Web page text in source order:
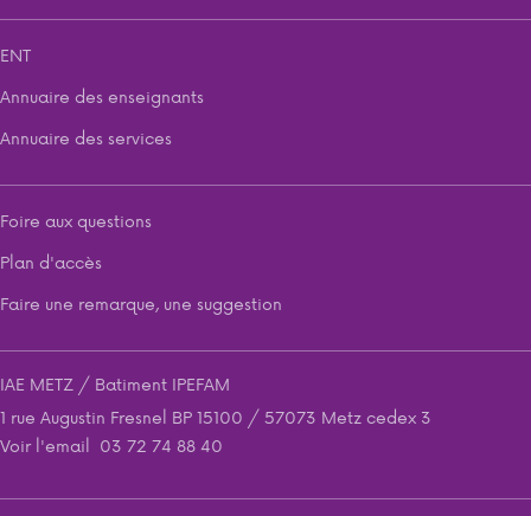
ENT
Annuaire des enseignants
Annuaire des services
Foire aux questions
Plan d'accès
Faire une remarque, une suggestion
IAE METZ / Batiment IPEFAM
1 rue Augustin Fresnel BP 15100 / 57073 Metz cedex 3
Voir l'email 03 72 74 88 40